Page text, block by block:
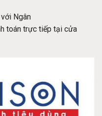
Ngân
toán trực tiếp tại cửa